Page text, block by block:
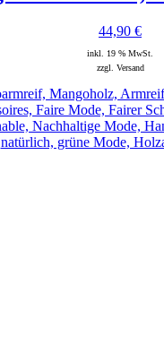
44,90 €
inkl. 19 % MwSt.
zzgl. Versand